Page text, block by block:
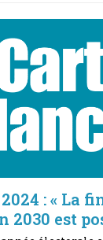
: « La
2030 est